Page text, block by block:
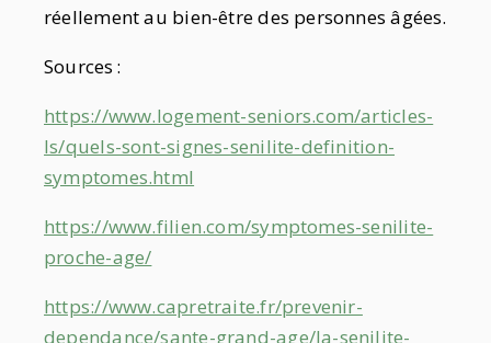
réellement au bien-être des personnes âgées.
Sources :
https://www.logement-seniors.com/articles-
ls/quels-sont-signes-senilite-definition-
symptomes.html
https://www.filien.com/symptomes-senilite-
proche-age/
https://www.capretraite.fr/prevenir-
dependance/sante-grand-age/la-senilite-